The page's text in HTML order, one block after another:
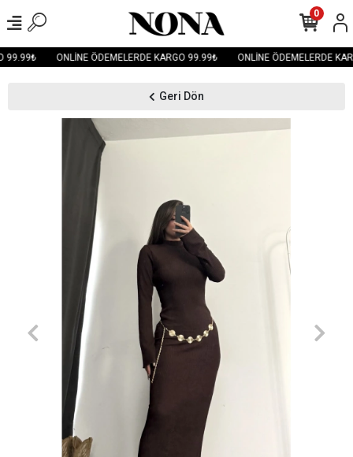
99.99₺ ONLİNE ÖDEMELERDE KARGO 99.99₺ ONLİNE ÖDEMELERDE
0
Geri Dön